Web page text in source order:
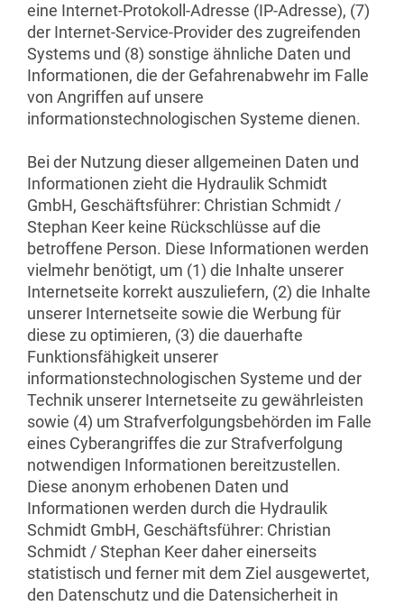
eine Internet-Protokoll-Adresse (IP-Adresse), (7)
der Internet-Service-Provider des zugreifenden
Systems und (8) sonstige ähnliche Daten und
Informationen, die der Gefahrenabwehr im Falle
von Angriffen auf unsere
informationstechnologischen Systeme dienen.
Bei der Nutzung dieser allgemeinen Daten und
Informationen zieht die Hydraulik Schmidt
GmbH, Geschäftsführer: Christian Schmidt /
Stephan Keer keine Rückschlüsse auf die
betroffene Person. Diese Informationen werden
vielmehr benötigt, um (1) die Inhalte unserer
Internetseite korrekt auszuliefern, (2) die Inhalte
unserer Internetseite sowie die Werbung für
diese zu optimieren, (3) die dauerhafte
Funktionsfähigkeit unserer
informationstechnologischen Systeme und der
Technik unserer Internetseite zu gewährleisten
sowie (4) um Strafverfolgungsbehörden im Falle
eines Cyberangriffes die zur Strafverfolgung
notwendigen Informationen bereitzustellen.
Diese anonym erhobenen Daten und
Informationen werden durch die Hydraulik
Schmidt GmbH, Geschäftsführer: Christian
Schmidt / Stephan Keer daher einerseits
statistisch und ferner mit dem Ziel ausgewertet,
den Datenschutz und die Datensicherheit in